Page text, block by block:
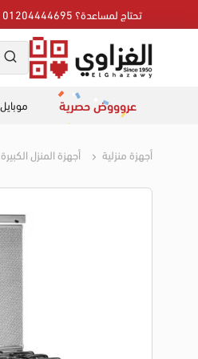
تحتاج لمساعدة؟ 01204444695
عروووض حصرية
أجهزة منزلية أجهزة المنزل الكبيرة